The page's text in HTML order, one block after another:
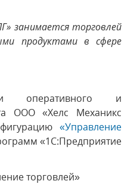
занимается торговлей
продуктами в сфере
оперативного и
ООО «Хелс Механикс
«Управление
«1С:Предприятие
торговлей»